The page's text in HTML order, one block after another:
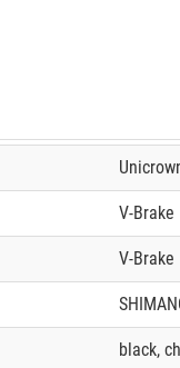
V-Brake
V-Brake
black,